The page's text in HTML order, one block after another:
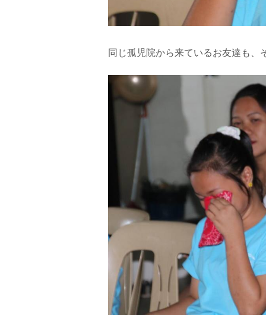
同じ孤児院から来ているお友達も、